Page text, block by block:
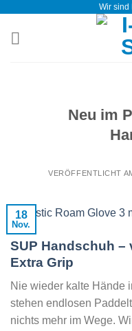
springen
Wir sind
Neu im
VERÖFFENTLICHT
18
Nov.
SUP Handschuh
Extra Grip
Nie wieder kalte Hände
stehen endlosen
nichts mehr im Wege.